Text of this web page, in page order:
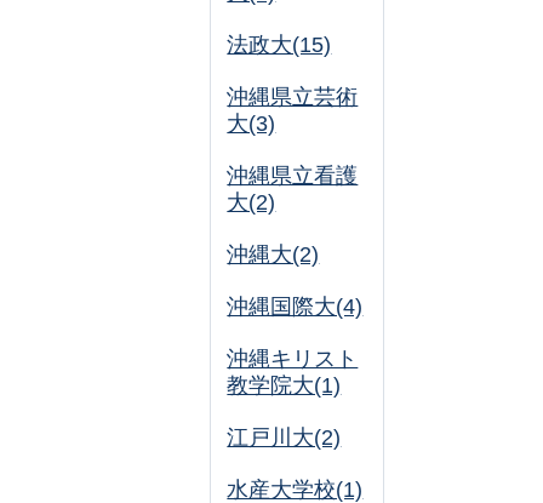
法政大(15)
沖縄県立芸術
大(3)
沖縄県立看護
大(2)
沖縄大(2)
沖縄国際大(4)
沖縄キリスト
教学院大(1)
江戸川大(2)
水産大学校(1)